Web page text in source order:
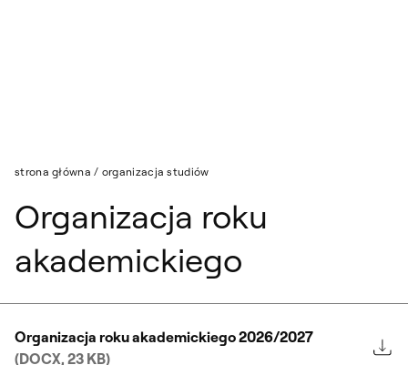
strona główna / organizacja studiów
Organizacja roku
akademickiego
Organizacja roku akademickiego 2026/2027
(DOCX, 23 KB)